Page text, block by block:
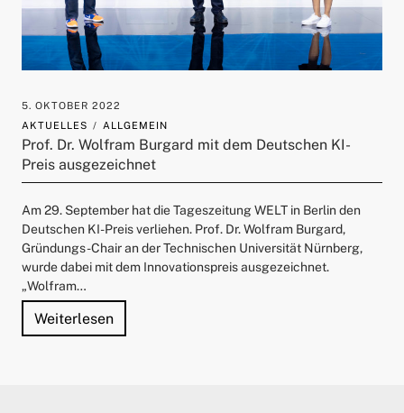
5. OKTOBER 2022
AKTUELLES
ALLGEMEIN
Prof. Dr. Wolfram Burgard mit dem Deutschen KI-
Preis ausgezeichnet
Am 29. September hat die Tageszeitung WELT in Berlin den
Deutschen KI-Preis verliehen. Prof. Dr. Wolfram Burgard,
Gründungs-Chair an der Technischen Universität Nürnberg,
wurde dabei mit dem Innovationspreis ausgezeichnet.
„Wolfram…
Weiterlesen"Prof. Dr. Wolfram Burgard mit dem